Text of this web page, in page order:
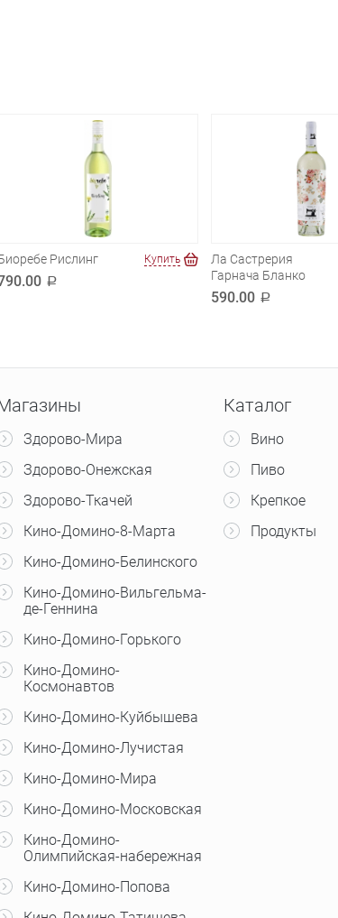
Рислинг
a
Купить
Ла Састрерия
Гарнача Бланко
590.00 a
Здорово-Мира
Здорово-Онежская
Здорово-Ткачей
Кино-Домино-8-Марта
Кино-Домино-Белинского
Кино-Домино-Вильгельма-
де-Геннина
Кино-Домино-Горького
Кино-Домино-
Космонавтов
Кино-Домино-Куйбышева
Кино-Домино-Лучистая
Кино-Домино-Мира
Кино-Домино-Московская
Кино-Домино-
Олимпийская-набережная
Кино-Домино-Попова
Каталог
Вино
Пиво
Крепкое
Продукты